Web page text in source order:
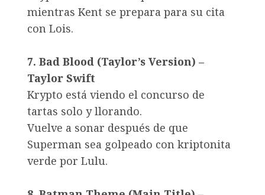
mientras Kent se prepara para su cita
con Lois.
7. Bad Blood (Taylor’s Version) –
Taylor Swift
Krypto está viendo el concurso de
tartas solo y llorando.
Vuelve a sonar después de que
Superman sea golpeado con kriptonita
verde por Lulu.